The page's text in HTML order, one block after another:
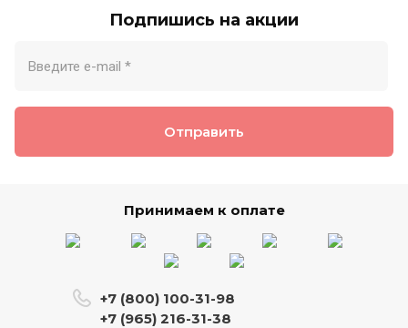
Подпишись на акции
Отправить
Принимаем к оплате
+7 (800) 100-31-98
+7 (965) 216-31-38